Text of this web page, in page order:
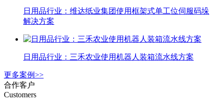
日用品行业：维达纸业集团使用框架式单工位伺服码垛
解决方案
日用品行业：三禾农业使用机器人装箱流水线方案
更多案例>>
合作客户
Customers